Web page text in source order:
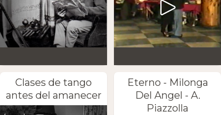
Clases de tango
antes del amanecer
Eterno - Milonga
Del Angel - A.
Piazzolla